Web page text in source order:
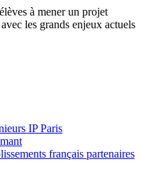
à mener un projet
les grands enjeux actuels
IP Paris
français partenaires